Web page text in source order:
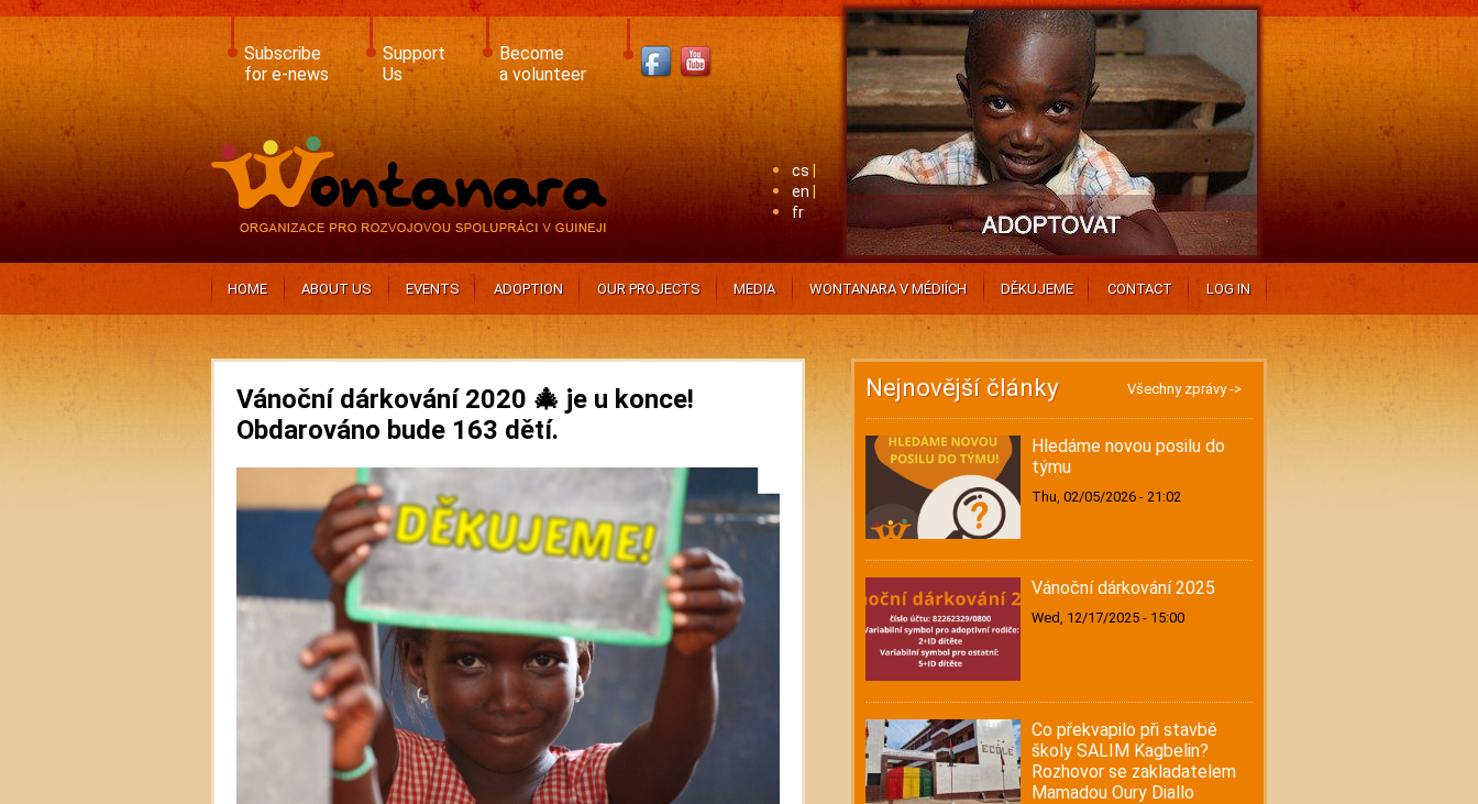
Skip
to
content
Subscribe
for e-news
Support
Us
Become
a volunteer
cs
en
fr
HOME ABOUT US EVENTS ADOPTION OUR PROJECTS MEDIA WONTANARA V MÉDIÍCH DĚKUJEME CONTACT LOG IN
Vánoční dárkování 2020 🎄 je u konce!
Obdarováno bude 163 dětí.
Nejnovější články Všechny zprávy ->
Hledáme novou posilu do
týmu
Thu, 02/05/2026 - 21:02
Vánoční dárkování 2025
Wed, 12/17/2025 - 15:00
Co překvapilo při stavbě
školy SALIM Kagbelin?
Rozhovor se zakladatelem
Mamadou Oury Diallo